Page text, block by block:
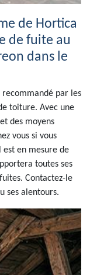
de Hortica
de fuite au
dans le
par les
toiture. Avec une
des moyens
vous si vous
est en mesure de
toutes ses
Contactez-le
ses alentours.